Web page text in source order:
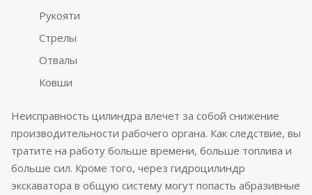
Рукояти
Стрелы
Отвалы
Ковши
Неисправность цилиндра влечет за собой снижение
производительности рабочего органа. Как следствие, вы
тратите на работу больше времени, больше топлива и
больше сил. Кроме того, через гидроцилиндр
экскаватора в общую систему могут попасть абразивные